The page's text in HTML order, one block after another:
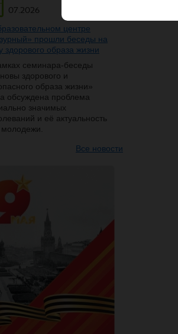
07.2026
центре
прошли беседы на
здорового образа жизни
семинара-беседы
здорового и
образа жизни»
обсуждена проблема
значимых
и её актуальность
Все новости